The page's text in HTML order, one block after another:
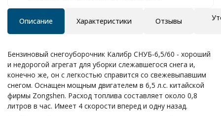
Описание Характеристики Отзывы
Бензиновый снегоуборочник Калибр СНУБ-6,5/60 - хороший
и недорогой агрегат для уборки слежавшегося снега и,
конечно же, он с легкостью справится со свежевыпавшим
снегом. Оснащен мощным двигателем в 6,5 л.с. китайской
фирмы Zongshen. Расход топлива составляет около 0,8
литров в час. Имеет 4 скорости вперед и одну назад.